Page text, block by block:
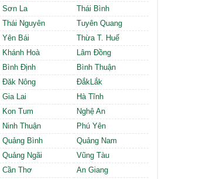
tại Phường Vĩnh Tuy
Sơn La
Thái Bình
Thái Nguyên
Tuyên Quang
Yên Bái
Thừa T. Huế
Khánh Hoà
Lâm Đồng
Bình Định
Bình Thuận
Đăk Nông
ĐắkLắk
Gia Lai
Hà Tĩnh
Kon Tum
Nghệ An
Ninh Thuận
Phú Yên
Quảng Bình
Quảng Nam
Quảng Ngãi
Vũng Tàu
Cần Thơ
An Giang